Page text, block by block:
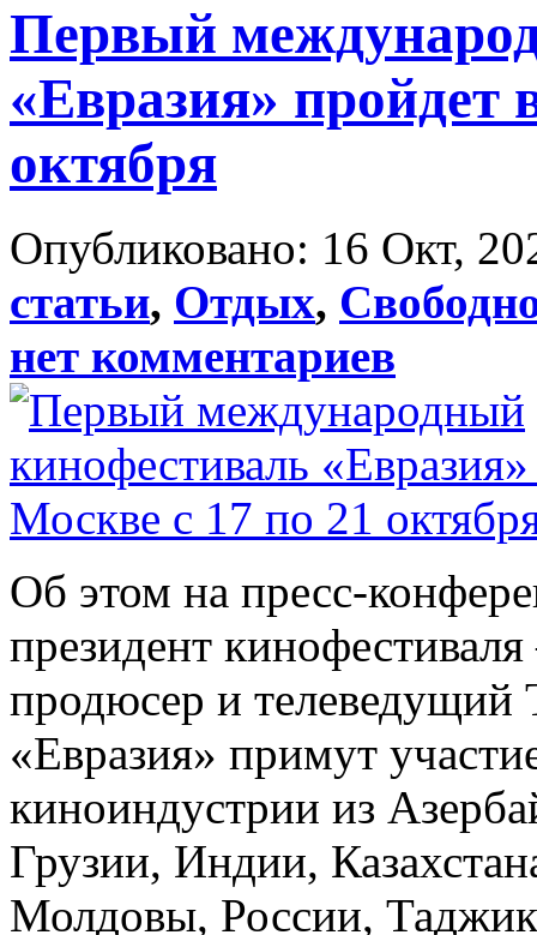
Первый
«Евразия» пройдет
октября
Опубликовано: 16 Окт,
статьи, Отдых,
нет комментариев
Об этом на пресс-
президент
продюсер и телеведущий
«Евразия» примут
киноиндустрии из
Грузии, Индии,
Молдовы, России,